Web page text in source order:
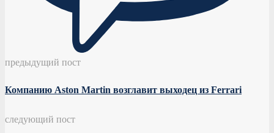
предыдущий пост
Компанию Aston Martin возглавит выходец из Ferrari
следующий пост